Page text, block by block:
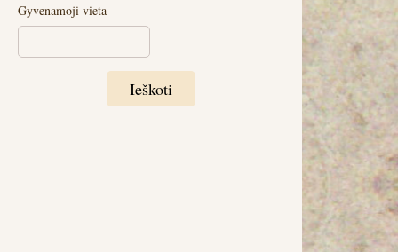
Gyvenamoji vieta